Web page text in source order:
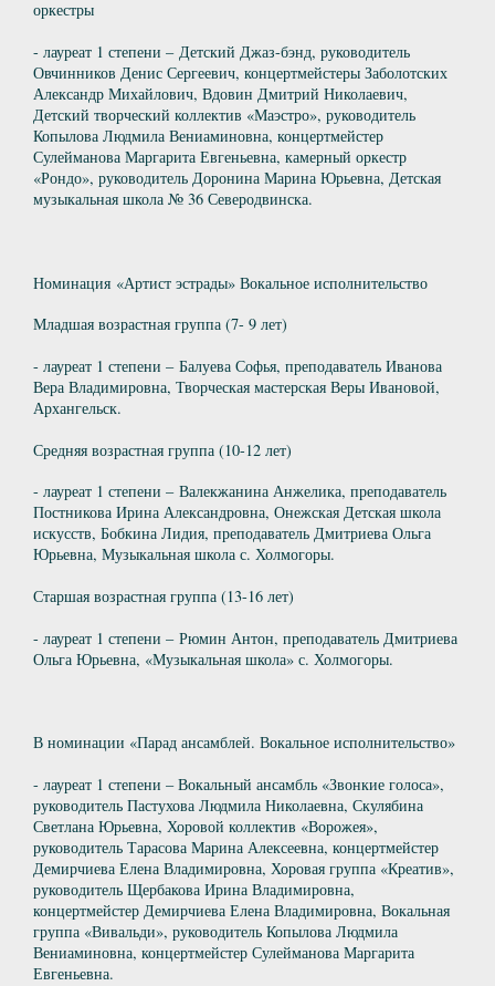
оркестры
- лауреат 1 степени – Детский Джаз-бэнд, руководитель
Овчинников Денис Сергеевич, концертмейстеры Заболотских
Александр Михайлович, Вдовин Дмитрий Николаевич,
Детский творческий коллектив «Маэстро», руководитель
Копылова Людмила Вениаминовна, концертмейстер
Сулейманова Маргарита Евгеньевна, камерный оркестр
«Рондо», руководитель Доронина Марина Юрьевна, Детская
музыкальная школа № 36 Северодвинска.
Номинация «Артист эстрады» Вокальное исполнительство
Младшая возрастная группа (7- 9 лет)
- лауреат 1 степени – Балуева Софья, преподаватель Иванова
Вера Владимировна, Творческая мастерская Веры Ивановой,
Архангельск.
Средняя возрастная группа (10-12 лет)
- лауреат 1 степени – Валекжанина Анжелика, преподаватель
Постникова Ирина Александровна, Онежская Детская школа
искусств, Бобкина Лидия, преподаватель Дмитриева Ольга
Юрьевна, Музыкальная школа с. Холмогоры.
Старшая возрастная группа (13-16 лет)
- лауреат 1 степени – Рюмин Антон, преподаватель Дмитриева
Ольга Юрьевна, «Музыкальная школа» с. Холмогоры.
В номинации «Парад ансамблей. Вокальное исполнительство»
- лауреат 1 степени – Вокальный ансамбль «Звонкие голоса»,
руководитель Пастухова Людмила Николаевна, Скулябина
Светлана Юрьевна, Хоровой коллектив «Ворожея»,
руководитель Тарасова Марина Алексеевна, концертмейстер
Демирчиева Елена Владимировна, Хоровая группа «Креатив»,
руководитель Щербакова Ирина Владимировна,
концертмейстер Демирчиева Елена Владимировна, Вокальная
группа «Вивальди», руководитель Копылова Людмила
Вениаминовна, концертмейстер Сулейманова Маргарита
Евгеньевна.